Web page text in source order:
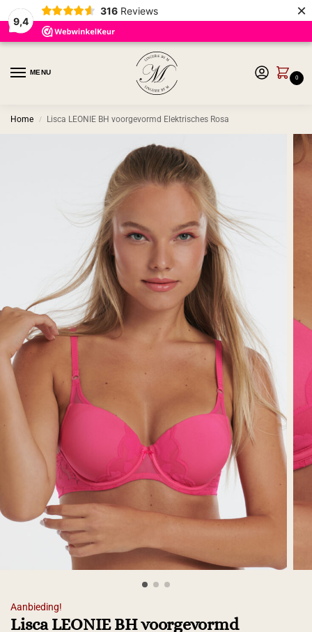
9,4
316 Reviews ×
MENU
0
Home / Lisca LEONIE BH voorgevormd Elektrisches Rosa
Aanbieding!
Lisca LEONIE BH voorgevormd